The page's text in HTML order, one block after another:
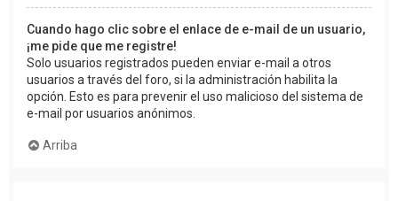
Cuando hago clic sobre el enlace de e-mail de un usuario,
¡me pide que me registre!
Solo usuarios registrados pueden enviar e-mail a otros
usuarios a través del foro, si la administración habilita la
opción. Esto es para prevenir el uso malicioso del sistema de
e-mail por usuarios anónimos.
Arriba